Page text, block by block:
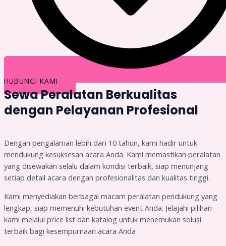
HUBUNGI KAMI
Sewa Peralatan Berkualitas
dengan Pelayanan Profesional
Dengan pengalaman lebih dari 10 tahun, kami hadir untuk
mendukung kesuksesan acara Anda. Kami memastikan peralatan
yang disewakan selalu dalam kondisi terbaik, siap menunjang
setiap detail acara dengan profesionalitas dan kualitas tinggi.
Kami menyediakan berbagai macam peralatan pendukung yang
lengkap, siap memenuhi kebutuhan event Anda. Jelajahi pilihan
kami melalui price list dan katalog untuk menemukan solusi
terbaik bagi kesempurnaan acara Anda